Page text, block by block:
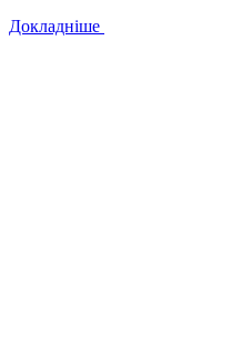
Докладніше